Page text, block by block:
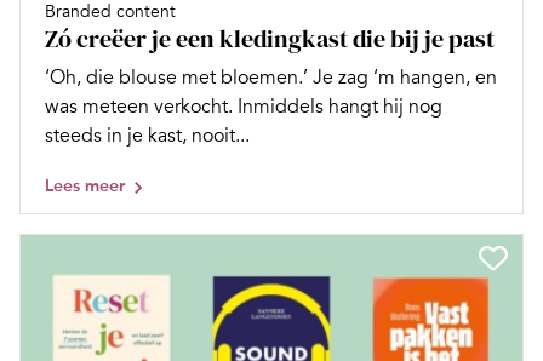
Branded content
Zó creëer je een kledingkast die bij je past
‘Oh, die blouse met bloemen.’ Je zag ‘m hangen, en
was meteen verkocht. Inmiddels hangt hij nog
steeds in je kast, nooit...
Lees meer